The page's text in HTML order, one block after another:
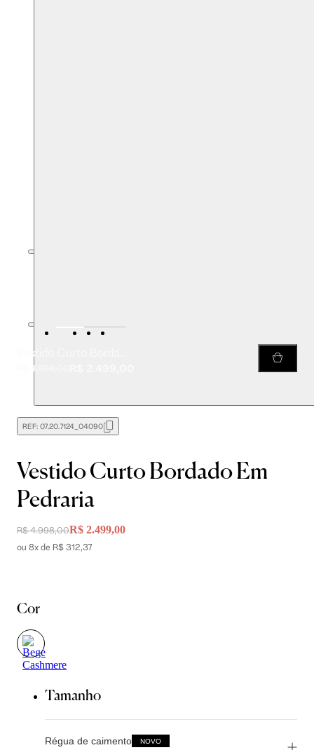
R$ 4.998,00
REF: 07.20.7124_04090
Vestido Curto Bordado Em
Pedraria
R$ 4.998,00R$ 2.499,00
ou 8x de R$ 312,37
Cor
Tamanho
Régua de caimento NOVO